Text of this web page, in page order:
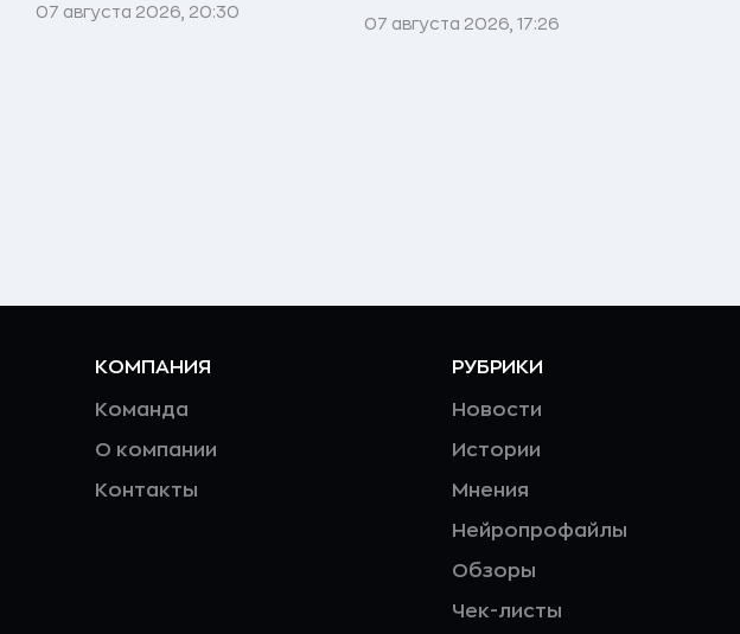
07 августа 2026, 20:30
07 августа 2026, 17:26
КОМПАНИЯ
Команда
О компании
Контакты
РУБРИКИ
Новости
Истории
Мнения
Нейропрофайлы
Обзоры
Чек-листы